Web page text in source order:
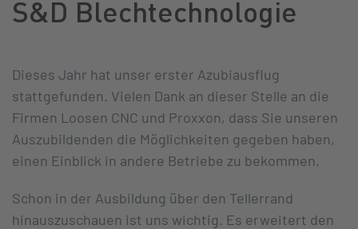
S&D Blechtechnologie
Dieses Jahr hat unser erster Azubiausflug
stattgefunden. Vielen Dank an dieser Stelle an die
Firmen Loosen CNC und Proxxon, dass Sie unseren
Auszubildenden die Möglichkeiten gegeben haben,
einen Einblick in andere Betriebe zu bekommen.
Schon in der Ausbildung über den Tellerrand
hinauszuschauen ist uns wichtig. Es erweitert den